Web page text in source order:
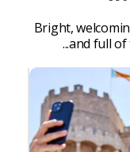
Bright,
and full of